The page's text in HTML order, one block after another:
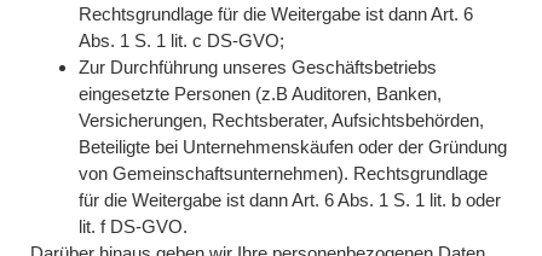
Rechtsgrundlage für die Weitergabe ist dann Art. 6
Abs. 1 S. 1 lit. c DS-GVO;
Zur Durchführung unseres Geschäftsbetriebs
eingesetzte Personen (z.B Auditoren, Banken,
Versicherungen, Rechtsberater, Aufsichtsbehörden,
Beteiligte bei Unternehmenskäufen oder der Gründung
von Gemeinschaftsunternehmen). Rechtsgrundlage
für die Weitergabe ist dann Art. 6 Abs. 1 S. 1 lit. b oder
lit. f DS-GVO.